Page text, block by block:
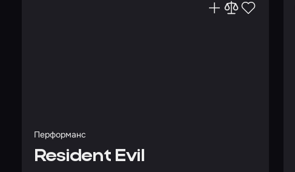
Перформанс
Resident Evil